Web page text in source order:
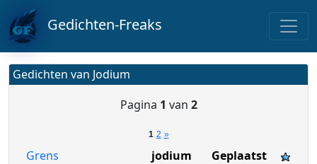
Gedichten-Freaks
Gedichten van Jodium
Pagina 1 van 2
1 2 »
Grens jodium
Geplaatst